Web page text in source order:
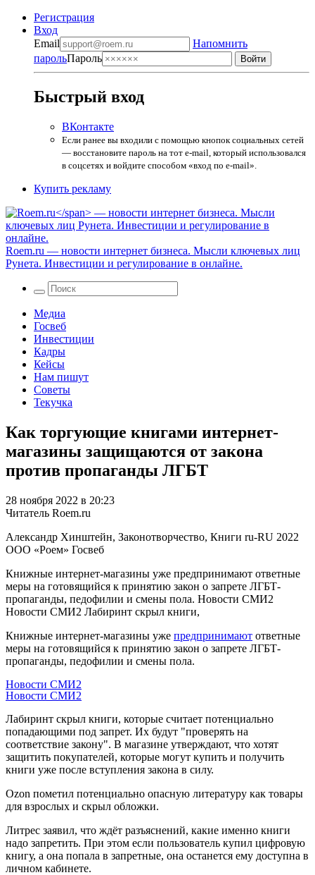
Регистрация
Вход
Email
Напомнить
парольПароль
Быстрый вход
ВКонтакте
Если ранее вы входили с помощью кнопок социальных сетей
— восстановите пароль на тот e-mail, который использовался
в соцсетях и войдите способом «вход по e-mail».
Купить рекламу
Roem.ru — новости интернет бизнеса. Мысли ключевых лиц
Рунета. Инвестиции и регулирование в онлайне.
Медиа
Госвеб
Инвестиции
Кадры
Кейсы
Нам пишут
Советы
Текучка
Как торгующие книгами интернет-
магазины защищаются от закона
против пропаганды ЛГБТ
28 ноября 2022 в 20:23
Читатель Roem.ru
Александр Хинштейн, Законотворчество, Книги ru-RU 2022
ООО «Роем» Госвеб
Книжные интернет-магазины уже предпринимают ответные
меры на готовящийся к принятию закон о запрете ЛГБТ-
пропаганды, педофилии и смены пола. Новости СМИ2
Новости СМИ2 Лабиринт скрыл книги,
Книжные интернет-магазины уже предпринимают ответные
меры на готовящийся к принятию закон о запрете ЛГБТ-
пропаганды, педофилии и смены пола.
Новости СМИ2
Новости СМИ2
Лабиринт скрыл книги, которые считает потенциально
попадающими под запрет. Их будут "проверять на
соответствие закону". В магазине утверждают, что хотят
защитить покупателей, которые могут купить и получить
книги уже после вступления закона в силу.
Ozon пометил потенциально опасную литературу как товары
для взрослых и скрыл обложки.
Литрес заявил, что ждёт разъяснений, какие именно книги
надо запретить. При этом если пользователь купил цифровую
книгу, а она попала в запретные, она останется ему доступна в
личном кабинете.